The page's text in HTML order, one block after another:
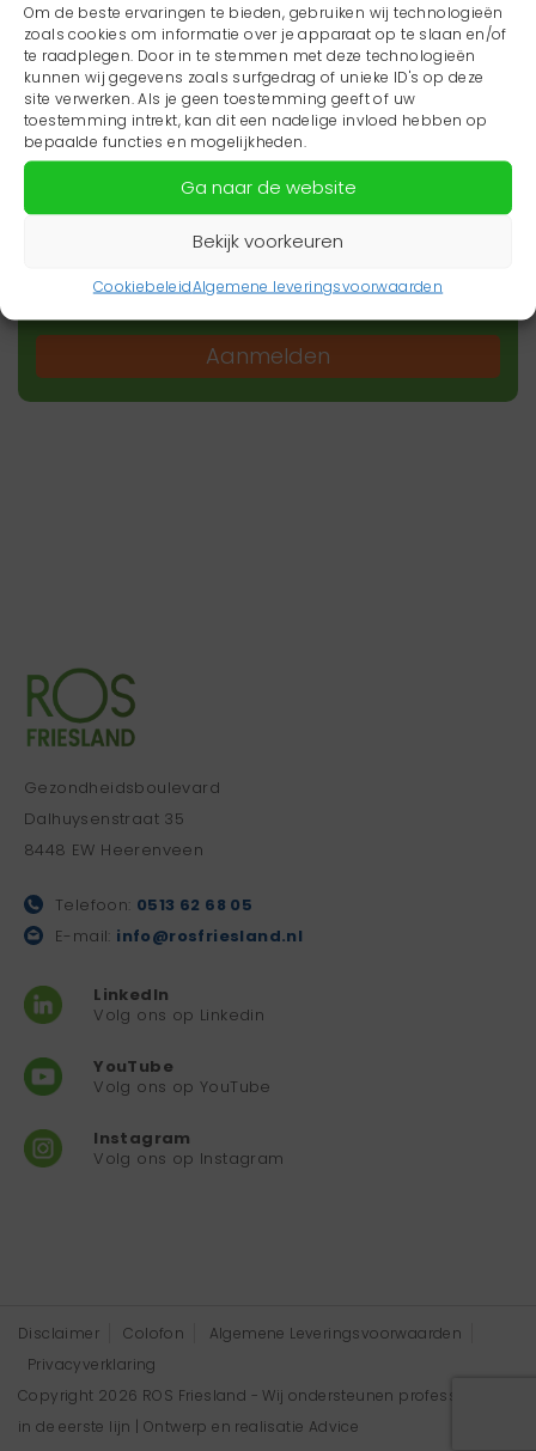
Om de beste ervaringen te bieden, gebruiken wij technologieën
zoals cookies om informatie over je apparaat op te slaan en/of
te raadplegen. Door in te stemmen met deze technologieën
kunnen wij gegevens zoals surfgedrag of unieke ID's op deze
site verwerken. Als je geen toestemming geeft of uw
toestemming intrekt, kan dit een nadelige invloed hebben op
bepaalde functies en mogelijkheden.
Ga naar de website
Bekijk voorkeuren
CookiebeleidAlgemene leveringsvoorwaarden
Wil je niets missen?
Wil je op de hoogte blijven van het laatste
zorgnieuws in jouw regio? Schrijf je dan in voor
onze nieuwsbrief.
Aanmelden
Gezondheidsboulevard
Dalhuysenstraat 35
8448 EW Heerenveen
Telefoon: 0513 62 68 05
E-mail: info@rosfriesland.nl
LinkedIn
Volg ons op Linkedin
YouTube
Volg ons op YouTube
Instagram
Volg ons op Instagram
Disclaimer Colofon
Algemene Leveringsvoorwaarden
Privacyverklaring
Copyright 2026 ROS Friesland - Wij ondersteunen professionals
in de eerste lijn | Ontwerp en realisatie Advice